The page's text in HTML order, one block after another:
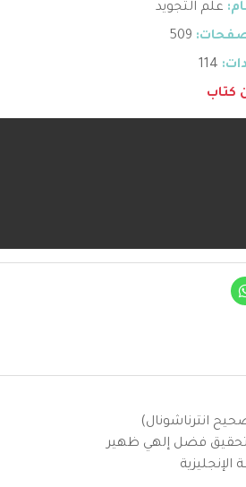
علم التجويد
509
كتاب
انترناشونال)
– تحقيق فضل إلهي ظهير